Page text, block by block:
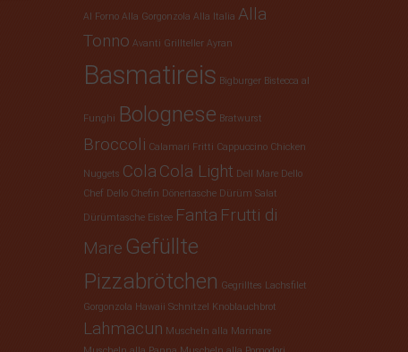
Al Forno Alla Gorgonzola Alla Italia Alla
Tonno Avanti Grillteller Ayran
Basmatireis Bigburger Bistecca al
Funghi Bolognese Bratwurst
Broccoli Calamari Fritti Cappuccino Chicken
Nuggets Cola Cola Light Dell Mare Dello
Chef Dello Chefin Dönertasche Dürüm Salat
Dürümtasche Eistee Fanta Frutti di
Mare Gefüllte
Pizzabrötchen Gegrilltes Lachsfilet
Gorgonzola Hawaii Schnitzel Knoblauchbrot
Lahmacun Muscheln alla Marinare